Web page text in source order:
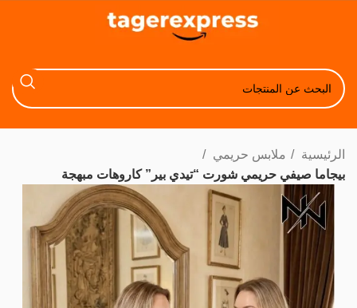
الرئيسية
ملابس حريمي
بيجاما صيفي حريمي شورت “تيدي بير” كاروهات مبهجة